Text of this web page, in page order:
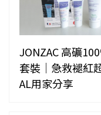
JONZAC 高礦
套裝｜急救褪紅
AL用家分享